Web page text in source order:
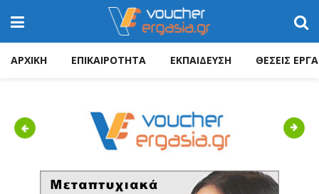
ΑΡΧΙΚΗ ΕΠΙΚΑΙΡΟΤΗΤΑ ΕΚΠΑΙΔΕΥΣΗ ΘΕΣΕΙΣ
Previous Next